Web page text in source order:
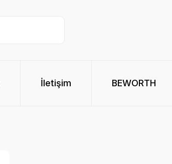
İletişim BEWORTH